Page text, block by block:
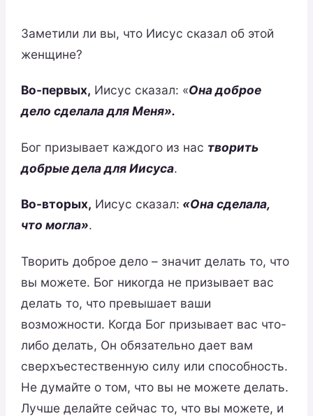
Заметили ли вы, что Иисус сказал об этой
женщине?
Во-первых, Иисус сказал: «Она доброе
дело сделала для Меня».
Бог призывает каждого из нас творить
добрые дела для Иисуса.
Во-вторых, Иисус сказал: «Она сделала,
что могла».
Творить доброе дело – значит делать то, что
вы можете. Бог никогда не призывает вас
делать то, что превышает ваши
возможности. Когда Бог призывает вас что-
либо делать, Он обязательно дает вам
сверхъестественную силу или способность.
Не думайте о том, что вы не можете делать.
Лучше делайте сейчас то, что вы можете, и